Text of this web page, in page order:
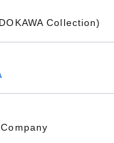
Collection)